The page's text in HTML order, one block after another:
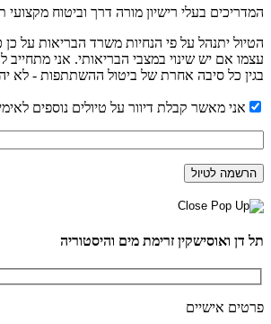
המדריכים בעלי רישיון מורה דרך וביטוח
עצמו אם יש שינוי במצבי הבריאותי. אני
בגין כל סיבה אחרת של ביטול ההשתתפות - לא
אני מאשר קבלת דיוור על טיולים נוספים
תל דן ואוסישקין זרימת מים והיסטוריה
פרטים אישיים